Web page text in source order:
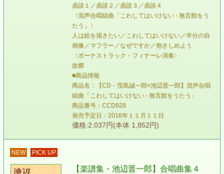
鼎談１／鼎談２／鼎談３／鼎談４
〈混声合唱組曲「こわしてはいけない - 無言館をう
たう」〉
人は絵を描きたい／こわしてはいけない／半分の自
画像／マフラー／なぜですか／抱きしめよう
〈ボーナストラック・フィナーレ演奏〉
故郷
■商品情報
商品名：【CD・窪島誠一郎×池辺晋一郎】混声合唱
組曲「こわしてはいけない - 無言館をうたう」
商品番号：CCD928
発売予定日：2016年１１月１１日
価格:2,037円(本体 1,852円)
NEW PICK UP
【楽譜集・池辺晋一郎】合唱曲集４